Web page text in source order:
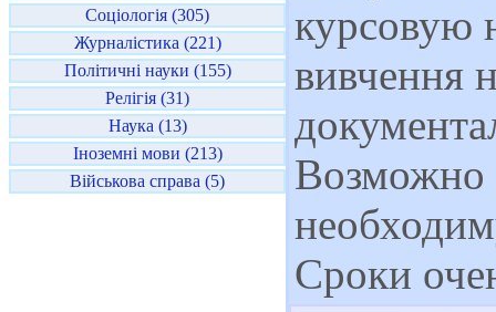
Соціологія (305)
Журналістика (221)
Політичні науки (155)
Релігія (31)
Наука (13)
Іноземні мови (213)
Військова справа (5)
курсовую
вивчення
Возможно
Сроки